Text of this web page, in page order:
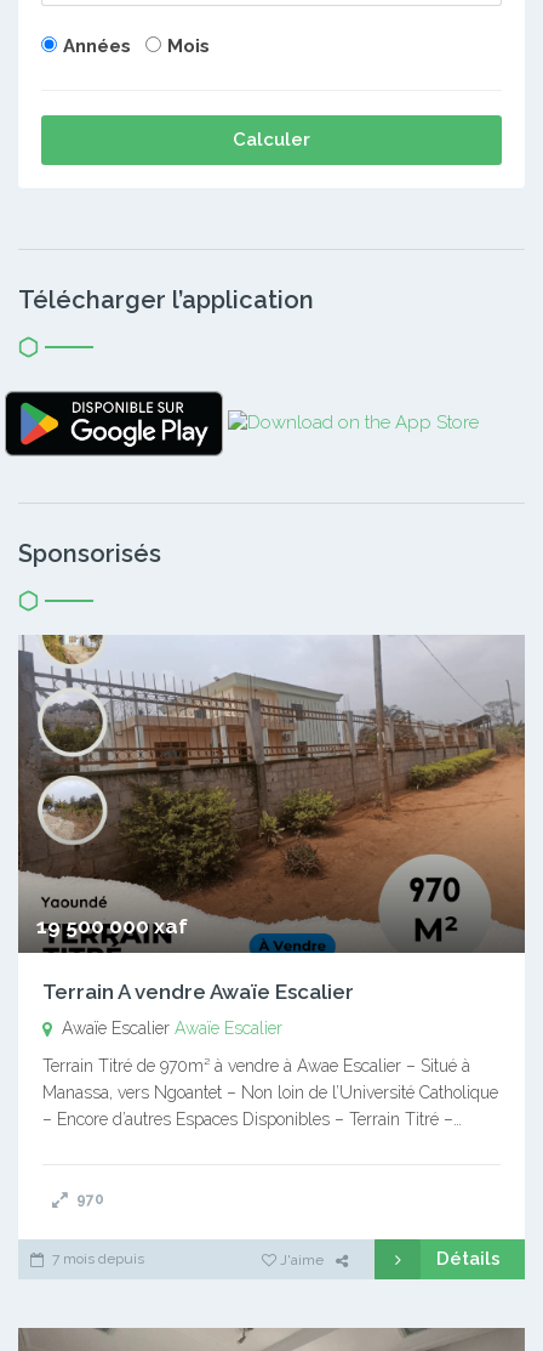
Années Mois
Calculer
Télécharger l’application
Sponsorisés
19 500 000 xaf
Terrain A vendre Awaïe Escalier
Awaïe Escalier Awaïe Escalier
Terrain Titré de 970m² à vendre à Awae Escalier – Situé à
Manassa, vers Ngoantet – Non loin de l’Université Catholique
– Encore d’autres Espaces Disponibles – Terrain Titré –…
970
7 mois depuis J'aime Détails